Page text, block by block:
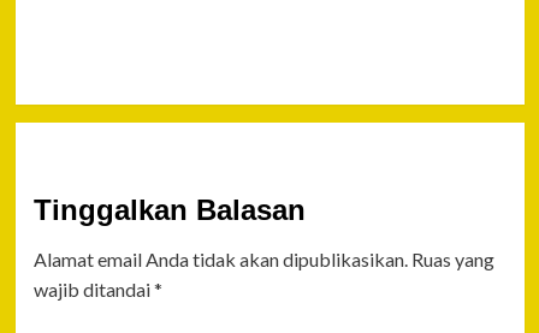
Tinggalkan Balasan
Alamat email Anda tidak akan dipublikasikan. Ruas yang
wajib ditandai*